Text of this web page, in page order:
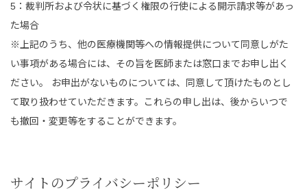
5：裁判所および令状に基づく権限の行使による開示請求等があっ
た場合
※上記のうち、他の医療機関等への情報提供について同意しがた
い事項がある場合には、その旨を医師または窓口までお申し出く
ださい。 お申出がないものについては、同意して頂けたものとし
て取り扱わせていただきます。これらの申し出は、後からいつで
も撤回・変更等をすることができます。
サイトのプライバシーポリシー